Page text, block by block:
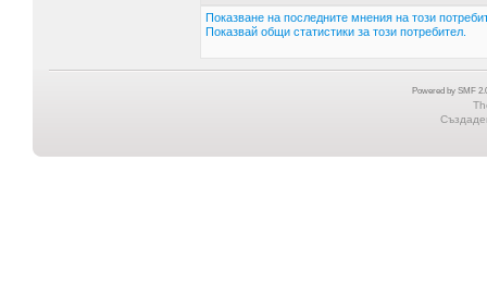
Показване на последните мнения на този
Показвай общи статистики за този потребител.
Powered by SMF